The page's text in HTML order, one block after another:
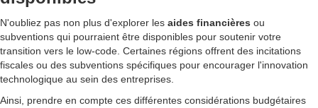
N'oubliez pas non plus d'explorer les aides financières ou
subventions qui pourraient être disponibles pour soutenir votre
transition vers le low-code. Certaines régions offrent des incitations
fiscales ou des subventions spécifiques pour encourager l'innovation
technologique au sein des entreprises.
Ainsi, prendre en compte ces différentes considérations budgétaires